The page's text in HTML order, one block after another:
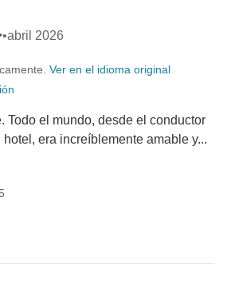
•abril 2026
Ver en el idioma original
Todo el mundo, desde el conductor
era increíblemente amable y...